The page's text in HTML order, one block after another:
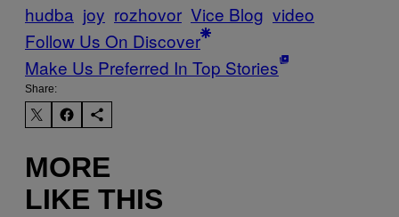
hudba joy rozhovor Vice Blog video
Follow Us On Discover
Make Us Preferred In Top Stories
Share:
MORE
LIKE THIS